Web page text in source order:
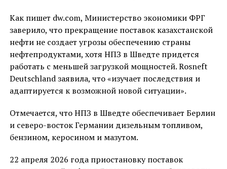
Как пишет dw.com, Министерство экономики ФРГ
заверило, что прекращение поставок казахстанской
нефти не создает угрозы обеспечению страны
нефтепродуктами, хотя НПЗ в Шведте придется
работать с меньшей загрузкой мощностей. Rosneft
Deutschland заявила, что «изучает последствия и
адаптируется к возможной новой ситуации».
Отмечается, что НПЗ в Шведте обеспечивает Берлин
и северо-восток Германии дизельным топливом,
бензином, керосином и мазутом.
22 апреля 2026 года приостановку поставок